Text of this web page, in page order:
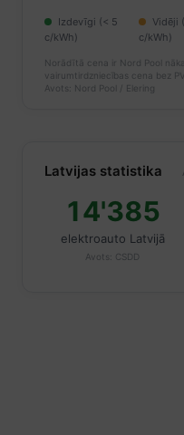
Izdevīgi (< 5
c/kWh)
Vidēji
c/kWh)
Norādītā cena ir Nord Pool
vairumtirdzniecības cena bez
Avots: Nord Pool / Elering
Latvijas statistika
14'385
elektroauto Latvijā
Avots: CSDD